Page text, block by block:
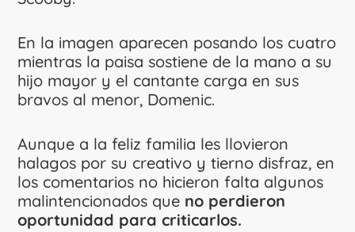
En la imagen aparecen posando los cuatro
mientras la paisa sostiene de la mano a su
hijo mayor y el cantante carga en sus
bravos al menor, Domenic.
Aunque a la feliz familia les llovieron
halagos por su creativo y tierno disfraz, en
los comentarios no hicieron falta algunos
malintencionados que no perdieron
oportunidad para criticarlos.